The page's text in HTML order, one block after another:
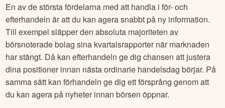
En av de största fördelarna med att handla i för- och
efterhandeln är att du kan agera snabbt på ny information.
Till exempel släpper den absoluta majoriteten av
börsnoterade bolag sina kvartalsrapporter när marknaden
har stängt. Då kan efterhandeln ge dig chansen att justera
dina positioner innan nästa ordinarie handelsdag börjar. På
samma sätt kan förhandeln ge dig ett försprång genom att
du kan agera på nyheter innan börsen öppnar.